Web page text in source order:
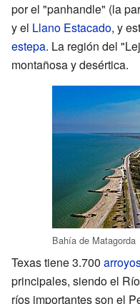
por el "panhandle" (la
y el Llano Estacado, y
estepa. La región del
montañosa y desértica.
Bahía de Matagorda
Texas tiene 3.700
principales, siendo el
ríos importantes son el